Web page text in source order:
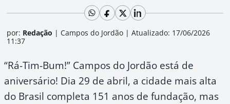
por: Redação | Campos do Jordão | Atualizado: 17/06/2026
11:37
“Rá-Tim-Bum!” Campos do Jordão está de
aniversário! Dia 29 de abril, a cidade mais alta
do Brasil completa 151 anos de fundação, mas